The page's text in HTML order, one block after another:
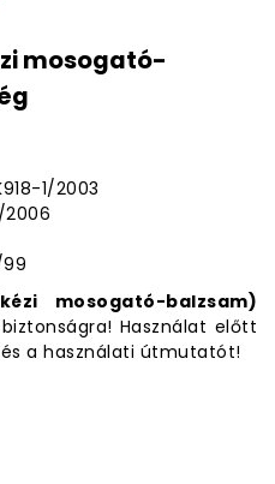
mosogató-
1/2003
2006
mosogató-balzsam)
Használat előtt
a használati útmutatót!